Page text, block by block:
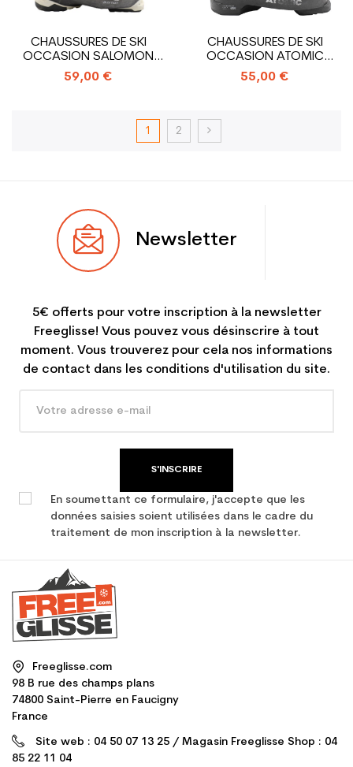
CHAUSSURES DE SKI
OCCASION SALOMON
XPRO R90 W
59,00 €
CHAUSSURES DE SKI
OCCASION ATOMIC
HAWX PRIME R85
55,00 €
1 2
Newsletter
5€ offerts pour votre inscription à la newsletter
Freeglisse! Vous pouvez vous désinscrire à tout
moment. Vous trouverez pour cela nos informations
de contact dans les conditions d'utilisation du site.
S'INSCRIRE
En soumettant ce formulaire, j'accepte que les
données saisies soient utilisées dans le cadre du
traitement de mon inscription à la newsletter.
Freeglisse.com
98 B rue des champs plans
74800 Saint-Pierre en Faucigny
France
Site web : 04 50 07 13 25 / Magasin Freeglisse Shop : 04
85 22 11 04